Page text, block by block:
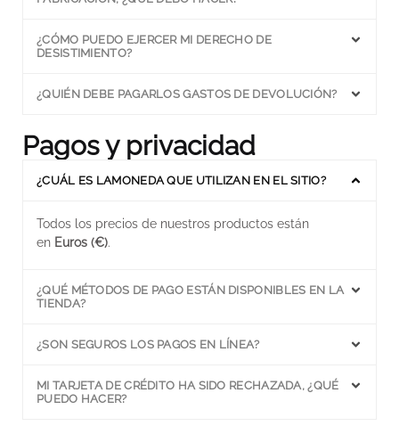
¿CÓMO PUEDO EJERCER MI DERECHO DE
DESISTIMIENTO?
¿QUIÉN DEBE PAGARLOS GASTOS DE DEVOLUCIÓN?
Pagos y privacidad
¿CUÁL ES LAMONEDA QUE UTILIZAN EN EL SITIO?
Todos los precios de nuestros productos están
en Euros (€).
¿QUÉ MÉTODOS DE PAGO ESTÁN DISPONIBLES EN LA
TIENDA?
¿SON SEGUROS LOS PAGOS EN LÍNEA?
MI TARJETA DE CRÉDITO HA SIDO RECHAZADA, ¿QUÉ
PUEDO HACER?